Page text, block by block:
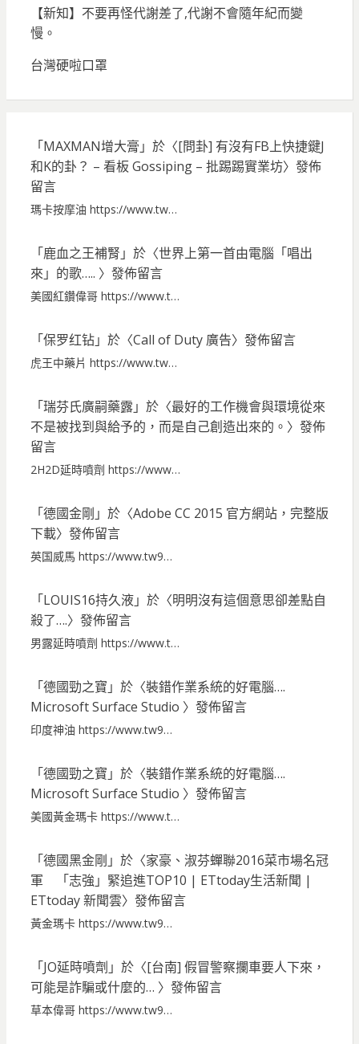
【新知】不要再怪代謝差了,代謝不會隨年紀而變
慢。
台灣硬啦口罩
「MAXMAN增大膏 」於〈[問卦] 有沒有FB上快捷鍵J
和K的卦？ – 看板 Gossiping – 批踢踢實業坊〉發佈
留言
瑪卡按摩油 https://www.tw…
「鹿血之王補腎 」於〈世界上第一首由電腦「唱出
來」的歌….. 〉發佈留言
美國紅鑽偉哥 https://www.t…
「保罗红钻」於〈Call of Duty 廣告〉發佈留言
虎王中藥片 https://www.tw…
「瑞芬氏廣嗣藥露」於〈最好的工作機會與環境從來
不是被找到與給予的，而是自己創造出來的。 〉發佈
留言
2H2D延時噴劑 https://www…
「德國金剛 」於〈Adobe CC 2015 官方網站，完整版
下載〉發佈留言
英国威馬 https://www.tw9…
「LOUIS16持久液」於〈明明沒有這個意思卻差點自
殺了….〉發佈留言
男露延時噴劑 https://www.t…
「德國勁之寶 」於〈裝錯作業系統的好電腦….
Microsoft Surface Studio 〉發佈留言
印度神油 https://www.tw9…
「德國勁之寶 」於〈裝錯作業系統的好電腦….
Microsoft Surface Studio 〉發佈留言
美國黃金瑪卡 https://www.t…
「德國黑金剛 」於〈家豪、淑芬蟬聯2016菜市場名冠
軍 「志強」緊追進TOP10 | ETtoday生活新聞 |
ETtoday 新聞雲〉發佈留言
黃金瑪卡 https://www.tw9…
「JO延時噴劑 」於〈[台南] 假冒警察攔車要人下來，
可能是詐騙或什麼的… 〉發佈留言
草本偉哥 https://www.tw9…